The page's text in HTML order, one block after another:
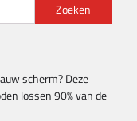
Zoeken
scherm? Deze
lossen 90% van de